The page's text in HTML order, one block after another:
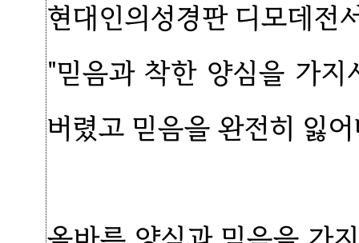
현대인의성경판 디모데전
"믿음과 착한 양심을 가
버렸고 믿음을 완전히 잃